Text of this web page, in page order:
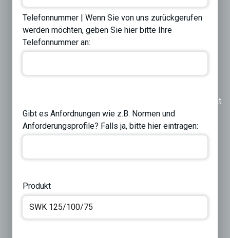
Telefonnummer | Wenn Sie von uns zurückgerufen
werden möchten, geben Sie hier bitte Ihre
Telefonnummer an:
Next
Gibt es Anfordnungen wie z.B. Normen und
Anforderungsprofile? Falls ja, bitte hier eintragen:
Produkt